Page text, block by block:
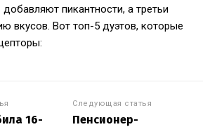
пикантности, а третьи
вкусов. Вот топ-5 дуэтов, которые
16-
Следующая статья
Пенсионер-